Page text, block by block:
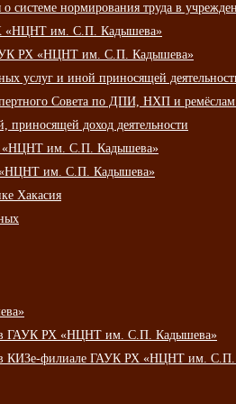
нормирования труда в
«НЦНТ им. С.П. Кадышева»
РХ «НЦНТ им. С.П. Кадышева»
услуг и иной приносящей
Совета по ДПИ, НХП и
приносящей доход деятельности
«НЦНТ им. С.П. Кадышева»
«НЦНТ им. С.П. Кадышева»
Хакасия
в ГАУК РХ «НЦНТ им. С.П. Кадышева»
в КИЗе-филиале ГАУК РХ «НЦНТ им.